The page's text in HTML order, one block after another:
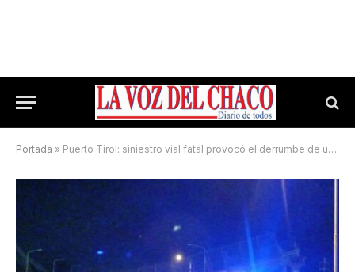
Portada » Puerto Tirol: siniestro vial fatal provocó el derrumbe de un puente tras el impacto de un camión